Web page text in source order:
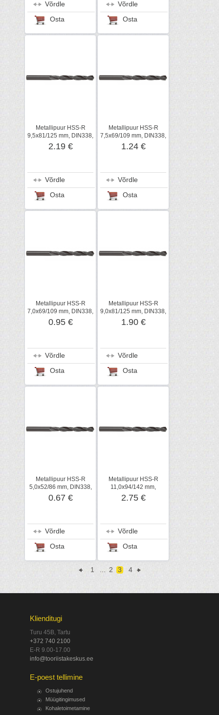
Võrdle
Osta
Võrdle
Osta
Metallipuur HSS-R
9,5x81/125 mm, DIN338,
Metabo
2.19 €
Võrdle
Osta
Metallipuur HSS-R
7,5x69/109 mm, DIN338,
Metabo
1.24 €
Võrdle
Osta
Metallipuur HSS-R
7,0x69/109 mm, DIN338,
Metabo
0.95 €
Võrdle
Osta
Metallipuur HSS-R
9,0x81/125 mm, DIN338,
Metabo
1.90 €
Võrdle
Osta
Metallipuur HSS-R
5,0x52/86 mm, DIN338,
Metabo
0.67 €
Võrdle
Osta
Metallipuur HSS-R
11,0x94/142 mm,
DIN338, Metabo
2.75 €
Võrdle
Osta
1 ... 2 3 4
Klienditugi
Turu 45B, Tartu
+372 740 2100
E-R 9.00-17.00
info@tooriistakeskus.ee
E-poest tellimine
Ostujuhend
Müügitingimused
Kohaletoimetamine